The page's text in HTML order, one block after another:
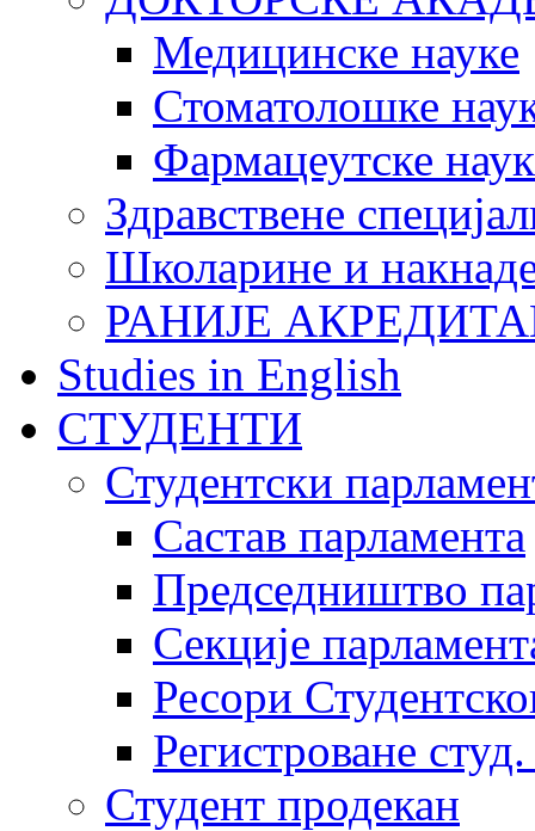
Медицинске науке
Стоматолошке
Фармацеутске
Здравствене
Школарине и
РАНИЈЕ
Studies in English
СТУДЕНТИ
Студентски
Састав парламента
Председништво
Секције
Ресори
Регистроване
Студент продекан